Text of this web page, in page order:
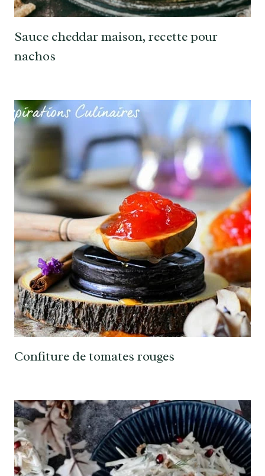
Sauce cheddar maison, recette pour
nachos
Confiture de tomates rouges